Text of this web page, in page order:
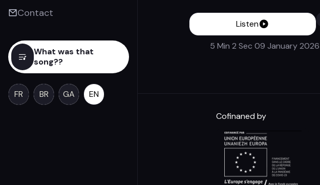
Contact
What was that
song??
FR BR GA EN
Listen
5 Min 2 Sec 09 January 2026
Cofinaned by